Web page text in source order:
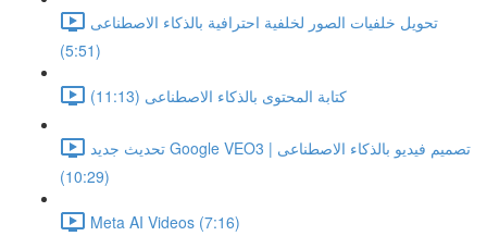
تحويل خلفيات الصور لخلفية احترافية بالذكاء الاصطناعى
(5:51)
كتابة المحتوى بالذكاء الاصطناعى (11:13)
تحديث جديد Google VEO3 | تصميم فيديو بالذكاء الاصطناعى
(10:29)
Meta AI Videos (7:16)